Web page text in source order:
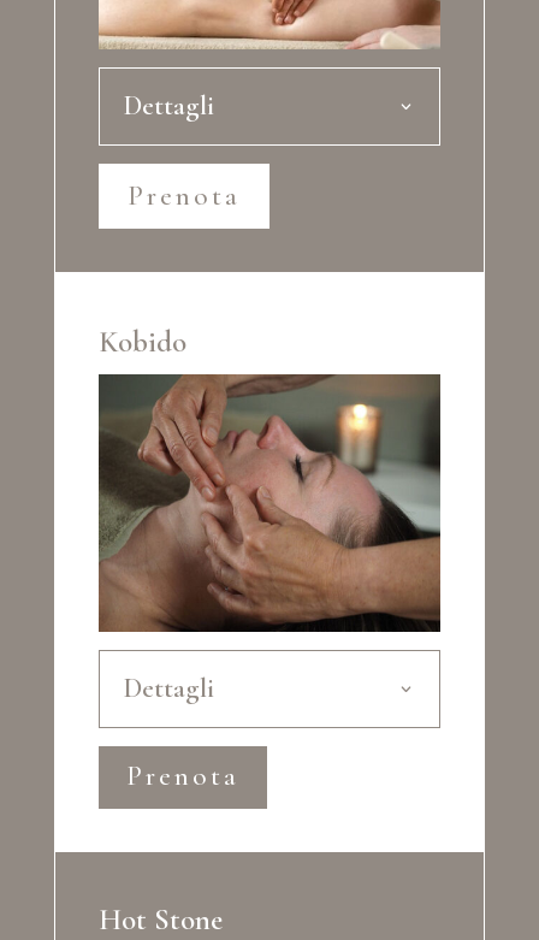
Dettagli
Prenota
Kobido
Dettagli
Prenota
Hot Stone